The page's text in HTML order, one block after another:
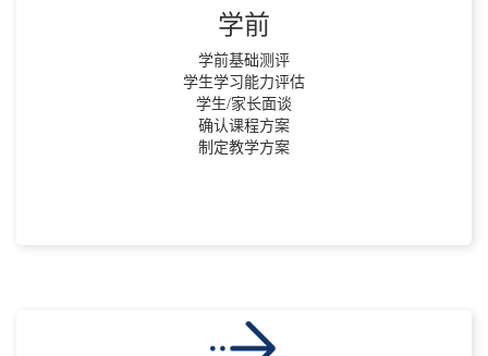
学前
学前基础测评
学生学习能力评估
学生/家长面谈
确认课程方案
制定教学方案